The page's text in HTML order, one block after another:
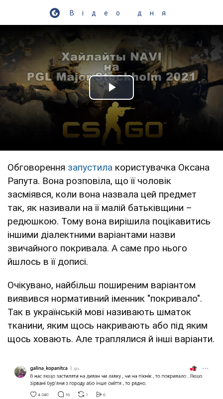
Відео дня
Play Video
Обговорення запустила користувачка Оксана
Рапута. Вона розповіла, що її чоловік
засміявся, коли вона назвала цей предмет
так, як називали на її малій батьківщини –
редюшкою. Тому вона вирішила поцікавитись
іншими діалектними варіантами назви
звичайного покривала. А саме про нього
йшлось в її дописі.
Очікувано, найбільш поширеним варіантом
виявився нормативний іменник "покривало".
Так в українській мові називають шматок
тканини, яким щось накривають або під яким
щось ховають. Але траплялися й інші варіанти.